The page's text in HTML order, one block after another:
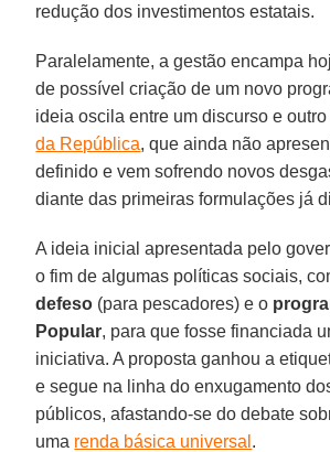
redução dos investimentos estatais.
Paralelamente, a gestão encampa
de possível criação de um novo
ideia oscila entre um discurso e outro
da República, que ainda não
definido e vem sofrendo novos
diante das primeiras formulações já
A ideia inicial apresentada pelo
o fim de algumas políticas sociais,
defeso (para pescadores) e o
Popular, para que fosse financiada
iniciativa. A proposta ganhou a
e segue na linha do enxugamento
públicos, afastando-se do debate
uma renda básica universal .